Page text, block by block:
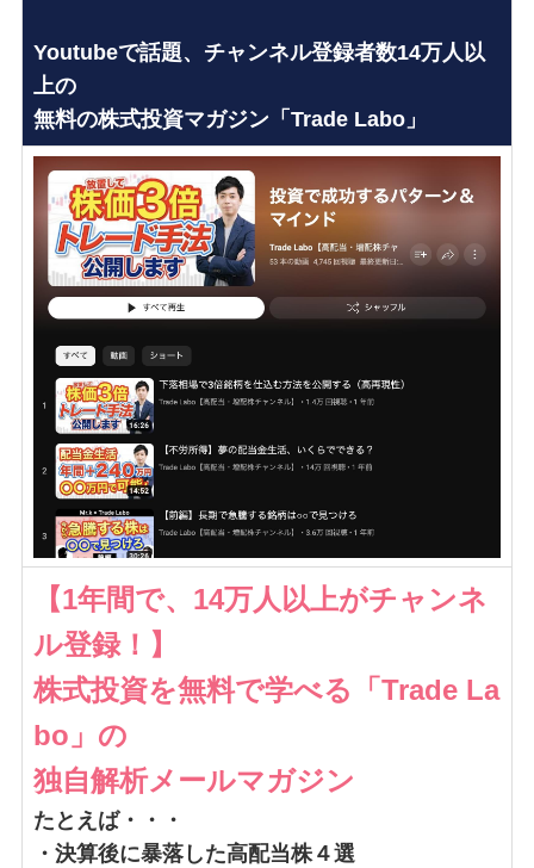
Youtubeで話題、チャンネル登録者数14万人以
上の
無料の株式投資マガジン「Trade Labo」
【1年間で、14万人以上がチャンネ
ル登録！】
株式投資を無料で学べる「Trade La
bo」の
独自解析メールマガジン
たとえば・・・
・決算後に暴落した高配当株４選